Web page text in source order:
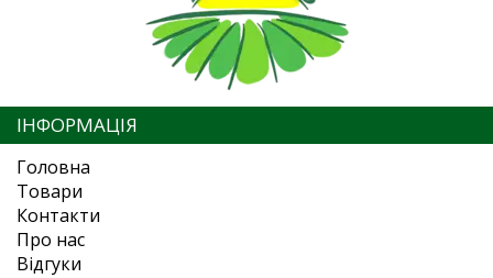
ІНФОРМАЦІЯ
Головна
Товари
Контакти
Про нас
Відгуки